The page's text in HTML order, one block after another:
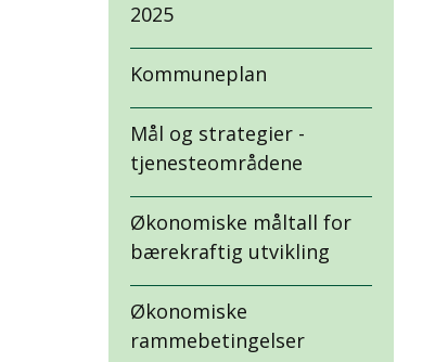
2025
Kommuneplan
Mål og strategier -
tjenesteområdene
Økonomiske måltall for
bærekraftig utvikling
Økonomiske
rammebetingelser